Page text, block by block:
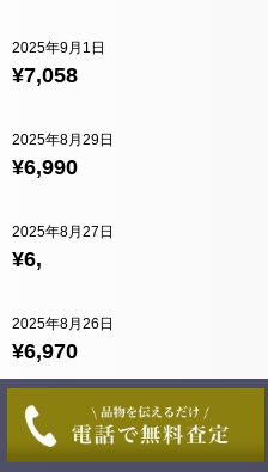
¥7,058
2025年9月1日
¥6,990
2025年8月29日
¥6,
2025年8月27日
¥6,970
2025年8月26日
¥7,026
2025年8月25日